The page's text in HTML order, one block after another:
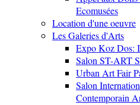
Ecomusées
Location d'une oeuvre
Les Galeries d'Arts
Expo Koz Dos:
Salon ST-ART
Urban Art Fair
Salon
Contemporain